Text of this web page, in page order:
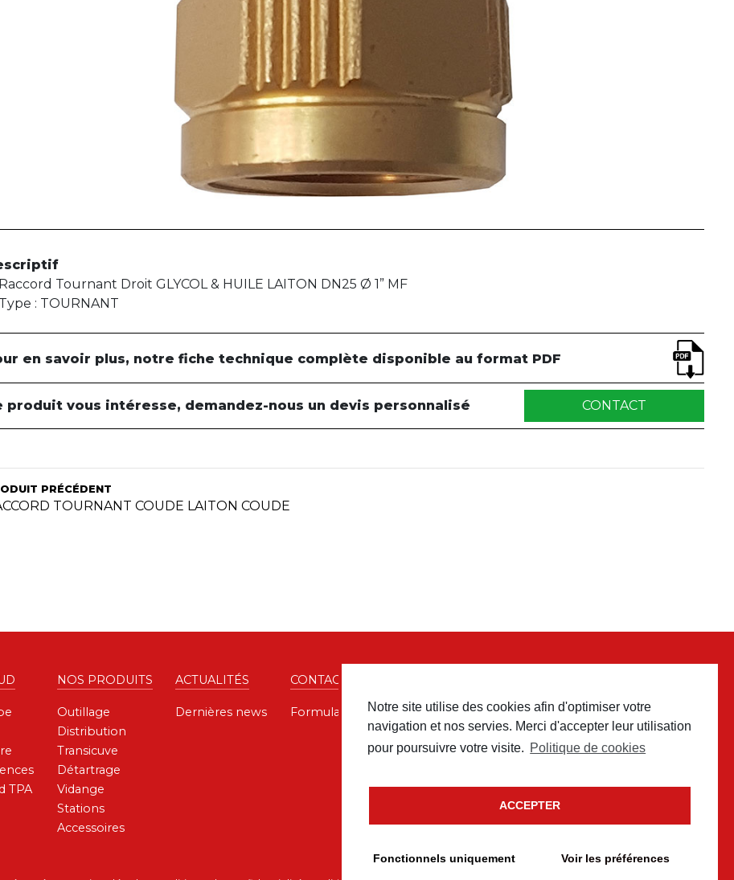
Notre site utilise des cookies afin d'optimiser votre
navigation et nos servies. Merci d'accepter leur utilisation
pour poursuivre votre visite. Politique de cookies
ACCEPTER
Fonctionnels uniquement Voir les préférences
Raccord Tournant Droit GLYCOL & HUILE LAITON DN25 Ø 1” MF
Type : TOURNANT
en savoir plus, notre fiche technique complète disponible au format PDF
produit vous intéresse, demandez-nous un devis personnalisé CONTACT
PRÉCÉDENT
TOURNANT COUDE LAITON COUDE
TPA
NOS PRODUITS
Outillage
Distribution
Transicuve
Détartrage
Vidange
Stations
Accessoires
ACTUALITÉS
Dernières news
CONTACT
Formulaire de contact